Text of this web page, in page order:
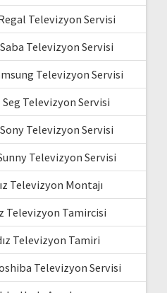
Televizyon Servisi
Televizyon Servisi
Televizyon Servisi
Televizyon Servisi
Televizyon Servisi
Televizyon Servisi
Televizyon Montajı
Televizyon Tamircisi
Televizyon Tamiri
Televizyon Servisi